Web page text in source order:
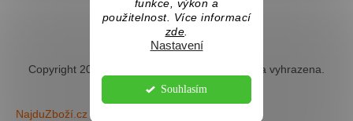
funkce, výkon a
použitelnost. Více informací
zde.
Nastavení
Souhlasím
Vytvořil Shoptet
Copyright 2026 . Všechna práva vyhrazena.
NajduZboží.cz